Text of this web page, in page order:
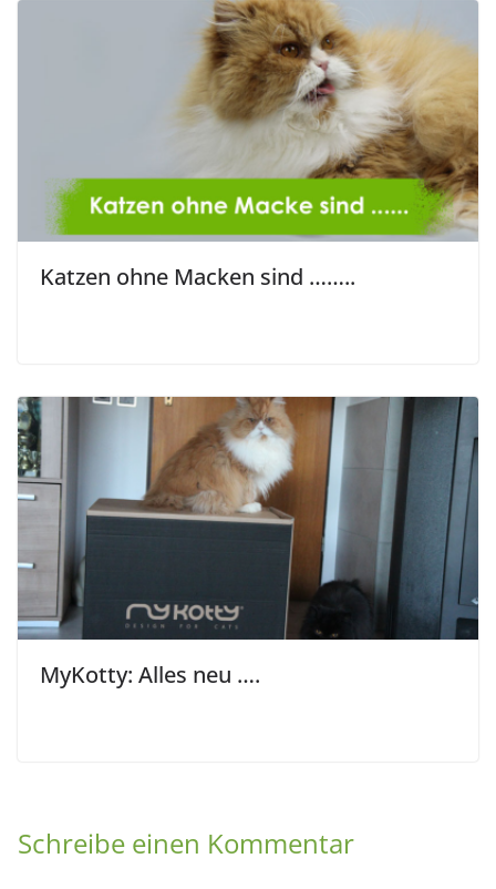
Katzen ohne Macken sind ……..
MyKotty: Alles neu ….
Schreibe einen Kommentar